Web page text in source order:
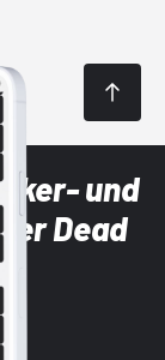
und
Dead